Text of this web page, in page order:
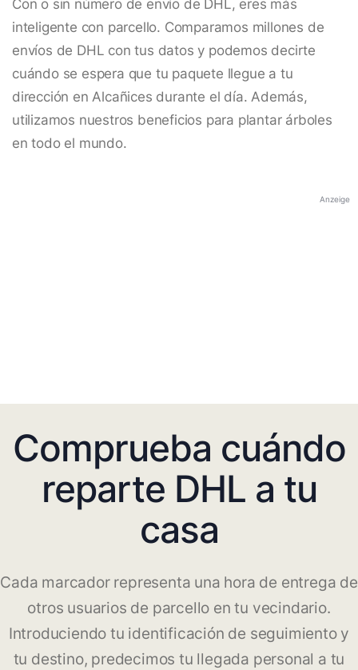
Con o sin número de envío de DHL, eres más
inteligente con parcello. Comparamos millones de
envíos de DHL con tus datos y podemos decirte
cuándo se espera que tu paquete llegue a tu
dirección en Alcañices durante el día. Además,
utilizamos nuestros beneficios para plantar árboles
en todo el mundo.
Anzeige
Comprueba cuándo
reparte DHL a tu
casa
Cada marcador representa una hora de entrega de
otros usuarios de parcello en tu vecindario.
Introduciendo tu identificación de seguimiento y
tu destino, predecimos tu llegada personal a tu